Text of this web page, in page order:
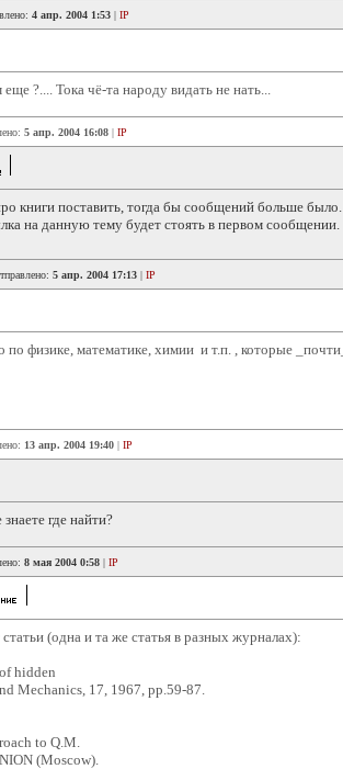
4 апр. 2004 1:53 | IP
?.... Тока чё-та народу видать не нать...
5 апр. 2004 16:08 | IP
книги поставить, тогда бы сообщений больше было.
на данную тему будет стоять в первом сообщении.
5 апр. 2004 17:13 | IP
физике, математике, химии и т.п. , которые _почти_
13 апр. 2004 19:40 | IP
где найти?
8 мая 2004 0:58 | IP
(одна и та же статья в разных журналах):
hidden
Mechanics, 17, 1967, pp.59-87.
to Q.M.
(Moscow).